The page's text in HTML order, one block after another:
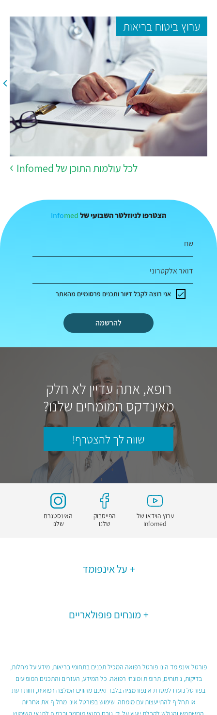
ערוץ ביטוח בריאות
לכל עולמות התוכן של Infomed
הצטרפו לניוזלטר השבועי של Infomed
שם
דואר אלקטרוני
להרשמה
אני רוצה לקבל דיוור ותכנים פרסומיים מהאתר
רופא, אתה עדיין לא חלק
מאינדקס המומחים שלנו?
שווה לך להצטרף!
ערוץ הוידאו של
Infomed
הפייסבוק
שלנו
האינסטגרם
שלנו
על אינפומד
מונחים פופולאריים
פורטל אינפומד הינו פורטל רפואה המכיל תכנים בתחומי בריאות, מידע על מחלות,
בדיקות, ניתוחים, תרופות ומונחי רפואה. כל המידע, העזרים והתכנים המופיעים
בפורטל נועדו למטרת אינפורמציה בלבד ואינם מהווים המלצה רפואית, חוות דעת
או תחליף להתייעצות עם מומחה. שימוש בפורטל אינו מחליף את אחריות